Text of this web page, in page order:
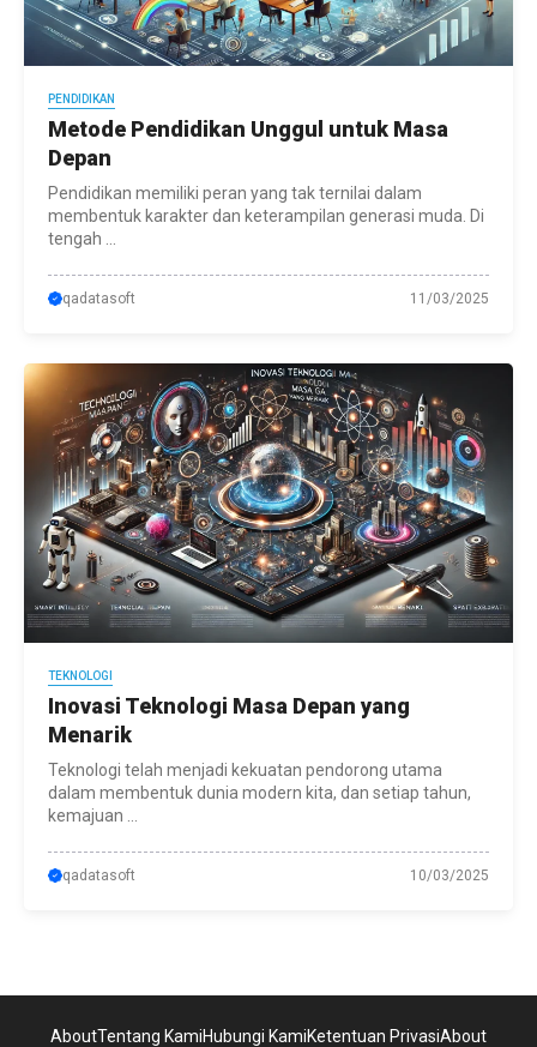
PENDIDIKAN
Metode Pendidikan Unggul untuk Masa
Depan
Pendidikan memiliki peran yang tak ternilai dalam
membentuk karakter dan keterampilan generasi muda. Di
tengah ...
qadatasoft 11/03/2025
TEKNOLOGI
Inovasi Teknologi Masa Depan yang
Menarik
Teknologi telah menjadi kekuatan pendorong utama
dalam membentuk dunia modern kita, dan setiap tahun,
kemajuan ...
qadatasoft 10/03/2025
AboutTentang KamiHubungi KamiKetentuan PrivasiAbout